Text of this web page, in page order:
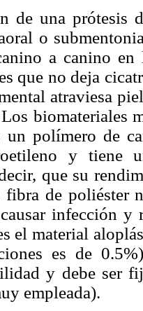
de una prótesis
o
a canino
que no deja
atraviesa
biomateriales
un polímero de
y tiene
que su
fibra de poliéster
infección y
el material
es de
y debe ser
empleada).